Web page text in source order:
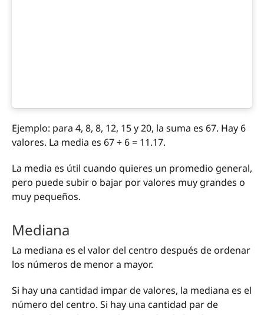
Ejemplo: para 4, 8, 8, 12, 15 y 20, la suma es 67. Hay 6
valores. La media es 67 ÷ 6 = 11.17.
La media es útil cuando quieres un promedio general,
pero puede subir o bajar por valores muy grandes o
muy pequeños.
Mediana
La mediana es el valor del centro después de ordenar
los números de menor a mayor.
Si hay una cantidad impar de valores, la mediana es el
número del centro. Si hay una cantidad par de